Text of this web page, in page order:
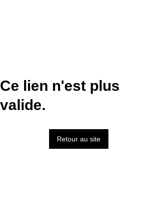
Ce lien n'est plus
valide.
Retour au site